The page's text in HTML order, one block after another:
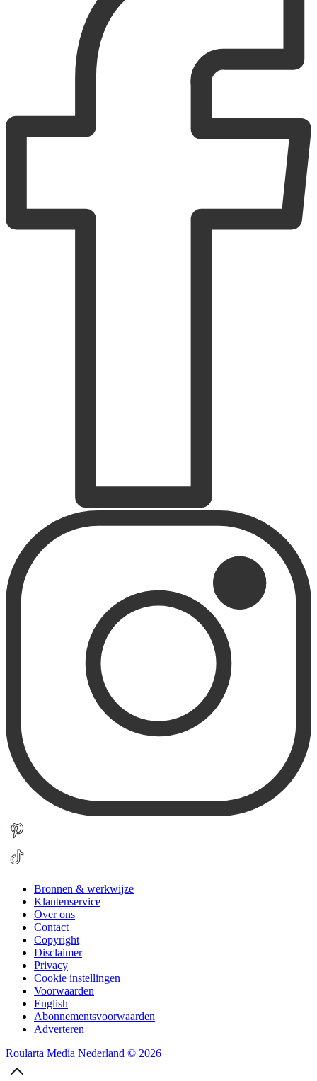
Bronnen & werkwijze
Klantenservice
Over ons
Contact
Copyright
Disclaimer
Privacy
Cookie instellingen
Voorwaarden
English
Abonnementsvoorwaarden
Adverteren
Roularta Media Nederland © 2026